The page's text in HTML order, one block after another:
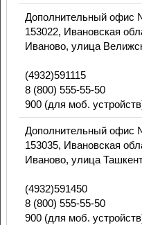
Дополнительный офис
153022, Ивановская
Иваново, улица
(4932)591115
8 (800) 555-55-50
900 (для моб.
Дополнительный офис
153035, Ивановская
Иваново, улица
(4932)591450
8 (800) 555-55-50
900 (для моб.